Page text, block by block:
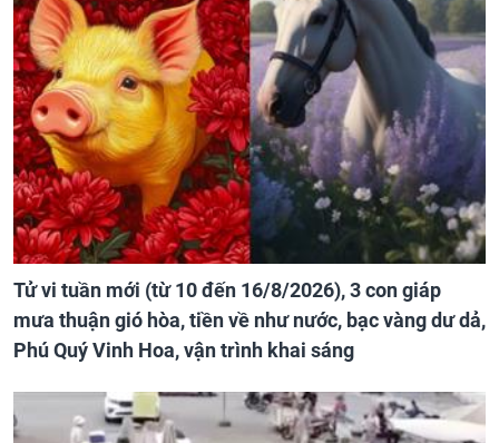
Tử vi tuần mới (từ 10 đến 16/8/2026), 3 con giáp
mưa thuận gió hòa, tiền về như nước, bạc vàng dư dả,
Phú Quý Vinh Hoa, vận trình khai sáng